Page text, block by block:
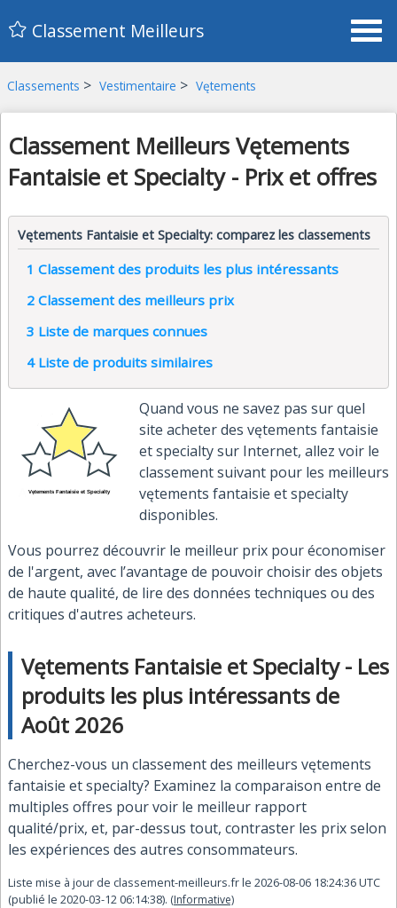
Classement Meilleurs
Classements > Vestimentaire > Vętements
Classement Meilleurs Vętements
Fantaisie et Specialty - Prix et offres
Vętements Fantaisie et Specialty: comparez les classements
1 Classement des produits les plus intéressants
2 Classement des meilleurs prix
3 Liste de marques connues
4Liste de produits similaires
Quand vous ne savez pas sur quel
site acheter des vętements fantaisie
et specialty sur Internet, allez voir le
classement suivant pour les meilleurs
vętements fantaisie et specialty
disponibles.
Vous pourrez découvrir le meilleur prix pour économiser
de l'argent, avec l’avantage de pouvoir choisir des objets
de haute qualité, de lire des données techniques ou des
critiques d'autres acheteurs.
Vętements Fantaisie et Specialty - Les
produits les plus intéressants de
Août 2026
Cherchez-vous un classement des meilleurs vętements
fantaisie et specialty? Examinez la comparaison entre de
multiples offres pour voir le meilleur rapport
qualité/prix, et, par-dessus tout, contraster les prix selon
les expériences des autres consommateurs.
Liste mise à jour de classement-meilleurs.frle 2026-08-06 18:24:36UTC
(publié le 2020-03-12 06:14:38). (Informative)